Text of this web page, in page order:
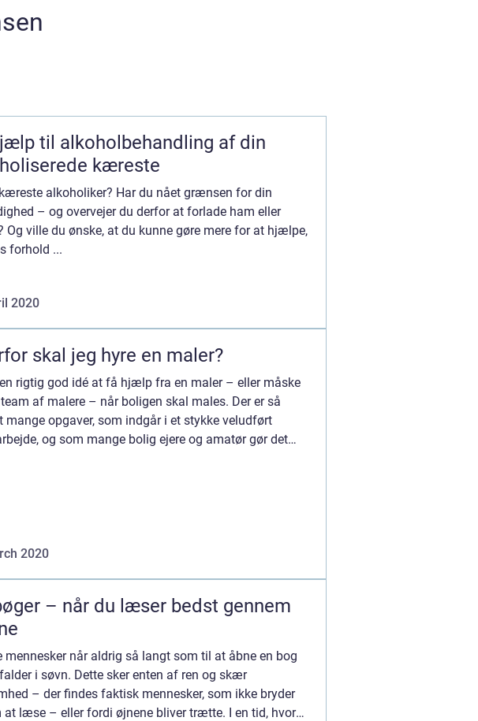
til alkoholbehandling af din
kæreste
alkoholiker? Har du nået grænsen for din
– og overvejer du derfor at forlade ham eller
Og ville du ønske, at du kunne gøre mere for at hjælpe,
forhold ...
2020
skal jeg hyre en maler?
rigtig god idé at få hjælp fra en maler – eller måske
af malere – når boligen skal males. Der er så
mange opgaver, som indgår i et stykke veludført
og som mange bolig ejere og amatør gør det
2020
– når du læser bedst gennem
mennesker når aldrig så langt som til at åbne en bog
i søvn. Dette sker enten af ren og skær
– der findes faktisk mennesker, som ikke bryder
at læse – eller fordi øjnene bliver trætte. I en tid, hvor